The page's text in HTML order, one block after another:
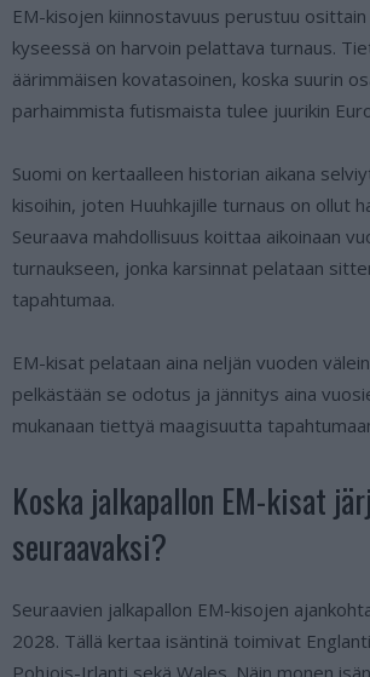
EM-kisojen kiinnostavuus perustuu
kyseessä on harvoin pelattava turnaus.
äärimmäisen kovatasoinen, koska suurin
parhaimmista futismaista tulee juurikin
Suomi on kertaalleen historian aikana
kisoihin, joten Huuhkajille turnaus on ollut
Seuraava mahdollisuus koittaa aikoinaan
turnaukseen, jonka karsinnat pelataan
tapahtumaa.
EM-kisat pelataan aina neljän vuoden
pelkästään se odotus ja jännitys aina
mukanaan tiettyä maagisuutta
Koska jalkapallon EM-kisat
seuraavaksi?
Seuraavien jalkapallon EM-kisojen
2028. Tällä kertaa isäntinä toimivat